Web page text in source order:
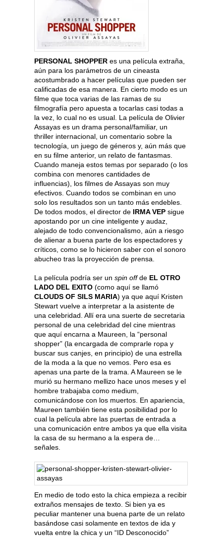
PERSONAL SHOPPER es una película extraña,
aún para los parámetros de un cineasta
acostumbrado a hacer películas que pueden ser
calificadas de esa manera. En cierto modo es un
filme que toca varias de las ramas de su
filmografía pero apuesta a tocarlas casi todas a
la vez, lo cual no es usual. La película de Olivier
Assayas es un drama personal/familiar, un
thriller internacional, un comentario sobre la
tecnología, un juego de géneros y, aún más que
en su filme anterior, un relato de fantasmas.
Cuando maneja estos temas por separado (o los
combina con menores cantidades de
influencias), los filmes de Assayas son muy
efectivos. Cuando todos se combinan en uno
solo los resultados son un tanto más endebles.
De todos modos, el director de IRMA VEP sigue
apostando por un cine inteligente y audaz,
alejado de todo convencionalismo, aún a riesgo
de alienar a buena parte de los espectadores y
críticos, como se lo hicieron saber con el sonoro
abucheo tras la proyección de prensa.
La película podría ser un spin offde EL OTRO
LADO DEL EXITO (como aquí se llamó
CLOUDS OF SILS MARIA) ya que aquí Kristen
Stewart vuelve a interpretar a la asistente de
una celebridad. Allí era una suerte de secretaria
personal de una celebridad del cine mientras
que aquí encarna a Maureen, la “personal
shopper” (la encargada de comprarle ropa y
buscar sus canjes, en principio) de una estrella
de la moda a la que no vemos. Pero esa es
apenas una parte de la trama. A Maureen se le
murió su hermano mellizo hace unos meses y el
hombre trabajaba como medium,
comunicándose con los muertos. En apariencia,
Maureen también tiene esta posibilidad por lo
cual la película abre las puertas de entrada a
una comunicación entre ambos ya que ella visita
la casa de su hermano a la espera de…
señales.
En medio de todo esto la chica empieza a recibir
extraños mensajes de texto. Si bien ya es
peculiar mantener una buena parte de un relato
basándose casi solamente en textos de ida y
vuelta entre la chica y un “ID Desconocido”